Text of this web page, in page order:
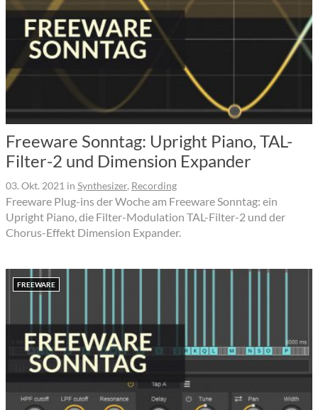
Freeware Sonntag: Upright Piano, TAL-
Filter-2 und Dimension Expander
03. Okt. 2021 in Synthesizer, Recording
Freeware Plug-ins der Woche am Freeware Sonntag: ein
Upright Piano, die Filter-Modulation TAL-Filter-2 und der
Chorus-Effekt Dimension Expander.
FREEWARE